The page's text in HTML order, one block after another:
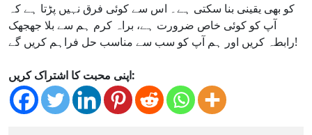
کو بھی یقینی بنا سکتی ہے۔ اس سے کوئی فرق نہیں پڑتا ہے کہ
آپ کو کوئی خاص ضرورت ہے، براہ کرم ہم سے بلا جھجھک
رابطہ کریں اور ہم آپ کو سب سے مناسب حل فراہم کریں گے!
اپنی محبت کا اشتراک کریں: